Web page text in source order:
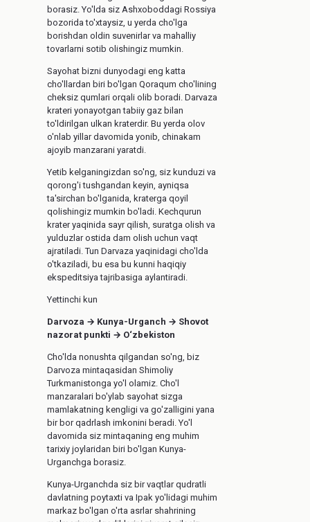
borasiz. Yo'lda siz Ashxoboddagi Rossiya
bozorida to'xtaysiz, u yerda cho'lga
borishdan oldin suvenirlar va mahalliy
tovarlarni sotib olishingiz mumkin.
Sayohat bizni dunyodagi eng katta
cho'llardan biri bo'lgan Qoraqum cho'lining
cheksiz qumlari orqali olib boradi. Darvaza
krateri yonayotgan tabiiy gaz bilan
to'ldirilgan ulkan kraterdir. Bu yerda olov
o'nlab yillar davomida yonib, chinakam
ajoyib manzarani yaratdi.
Yetib kelganingizdan so'ng, siz kunduzi va
qorong'i tushgandan keyin, ayniqsa
ta'sirchan bo'lganida, kraterga qoyil
qolishingiz mumkin bo'ladi. Kechqurun
krater yaqinida sayr qilish, suratga olish va
yulduzlar ostida dam olish uchun vaqt
ajratiladi. Tun Darvaza yaqinidagi cho'lda
o'tkaziladi, bu esa bu kunni haqiqiy
ekspeditsiya tajribasiga aylantiradi.
Yettinchi kun
Darvoza → Kunya-Urganch → Shovot
nazorat punkti → O‘zbekiston
Cho'lda nonushta qilgandan so'ng, biz
Darvoza mintaqasidan Shimoliy
Turkmanistonga yo'l olamiz. Cho'l
manzaralari bo'ylab sayohat sizga
mamlakatning kengligi va go'zalligini yana
bir bor qadrlash imkonini beradi. Yo'l
davomida siz mintaqaning eng muhim
tarixiy joylaridan biri bo'lgan Kunya-
Urganchga borasiz.
Kunya-Urganchda siz bir vaqtlar qudratli
davlatning poytaxti va Ipak yo'lidagi muhim
markaz bo'lgan o'rta asrlar shahrining